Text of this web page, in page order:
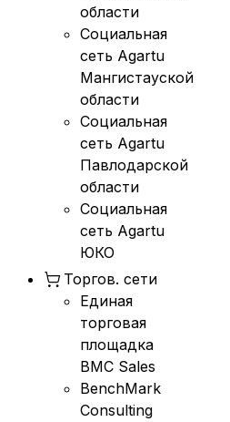
области
Социальная
сеть Agartu
Мангистауской
области
Социальная
сеть Agartu
Павлодарской
области
Социальная
сеть Agartu
ЮКО
Торгов. сети
Единая
торговая
площадка
BMC Sales
BenchMark
Consulting